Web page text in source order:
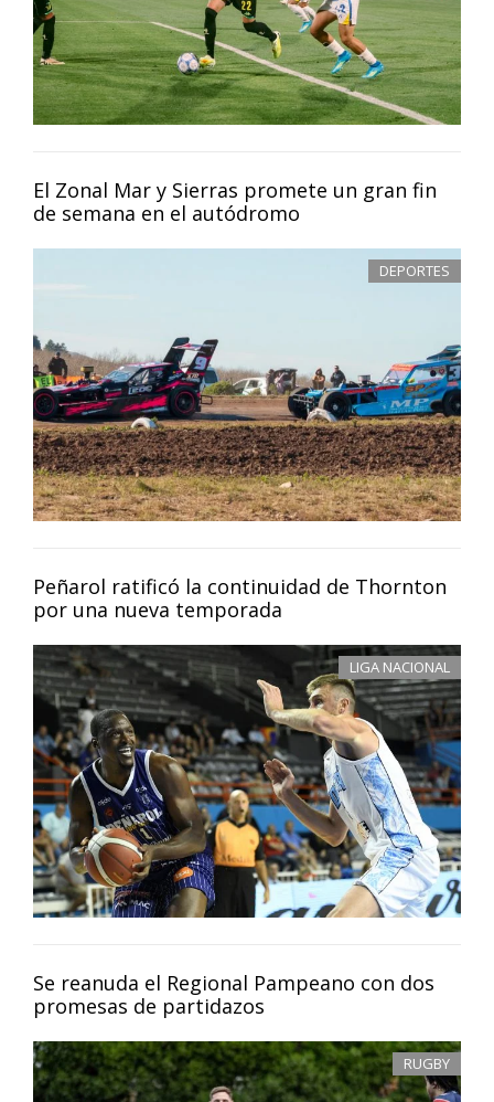
El Zonal Mar y Sierras promete un gran fin
de semana en el autódromo
DEPORTES
Peñarol ratificó la continuidad de Thornton
por una nueva temporada
LIGA NACIONAL
Se reanuda el Regional Pampeano con dos
promesas de partidazos
RUGBY